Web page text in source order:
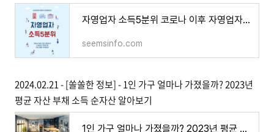
자영업자 소득5분위 코로나 이후 자영업자 평균 소득 어떻게 바뀌었나?
seemsinfo.com
2024.02.21 - [쏠쏠한 정보] - 1인 가구 얼마나 가졌을까? 2023년
평균 자산 부채 소득 순자산 알아보기
1인 가구 얼마나 가졌을까? 2023년 평균 자산 부채 소득 순자산 알아보기